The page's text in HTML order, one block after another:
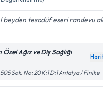
beyden tesadüf eseri randevu
Ağız ve Diş Sağlığı
Sok. No: 20 K:1 D:1 Antalya / Finike